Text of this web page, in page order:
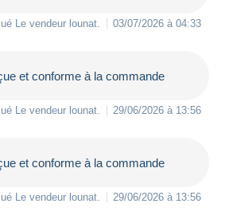
Le vendeur lounat. 03/07/2026 à 04:33
et conforme à la commande
Le vendeur lounat. 29/06/2026 à 13:56
et conforme à la commande
Le vendeur lounat. 29/06/2026 à 13:56